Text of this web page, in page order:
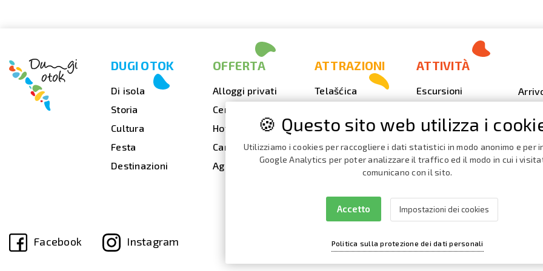
DUGI OTOK
Di isola
Storia
Cultura
Festa
Destinazioni
OFFERTA
Alloggi privati
Cenare fuori
Hotel
Campeggi
Agenzie di viaggio
ATTRAZIONI
Telašćica
Il faro Veli Rat
Spiagge,
insenature
La Grotta del
ATTIVITÀ
Escursioni
Outdoor
Pesca
Nautica
Facebook Instagram
🍪 Questo sito web utilizza i
Utilizziamo i cookies per raccogliere i dati statistici in modo anonimo e per
Google Analytics per poter analizzare il traffico ed il modo in cui i
comunicano con il sito.
Politica sulla protezione dei dati personali
Accetto Impostazioni dei cookies